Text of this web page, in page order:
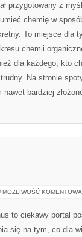
przygotowany z
chemię w
To miejsce dla
chemii
dla każdego, kto
Na stronie
bardziej
MOŻLIWOŚĆ
to ciekawy portal
się na tym, co dla